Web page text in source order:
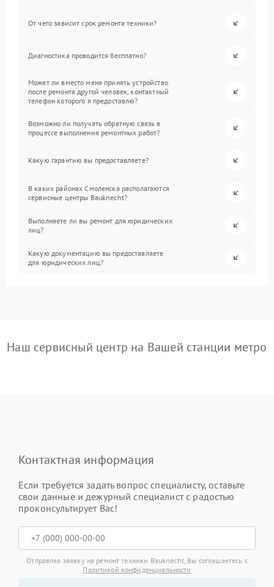
От чего зависит срок ремонта техники?
Диагностика проводится бесплатно?
Может ли вместо меня принять устройство
после ремонта другой человек, контактный
телефон которого я предоставлю?
Возможно ли получать обратную связь в
процессе выполнения ремонтных работ?
Какую гарантию вы предоставляете?
В каких районах Смоленска располагаются
сервисные центры Bauknecht?
Выполняете ли вы ремонт для юридических
лиц?
Какую документацию вы предоставляете
для юридических лиц?
Наш сервисный центр на Вашей станции метро
Контактная информация
Если требуется задать вопрос специалисту, оставьте
свои данные и дежурный специалист с радостью
проконсультирует Вас!
Отправляя заявку на ремонт техники Bauknecht, Вы соглашаетесь с
Политикой конфиденциальности